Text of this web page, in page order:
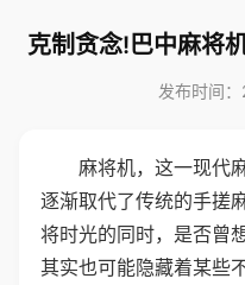
克制贪念!巴中麻将
发布时间
麻将机，这一现代
逐渐取代了传统的手搓
将时光的同时，是否曾
其实也可能隐藏着某些